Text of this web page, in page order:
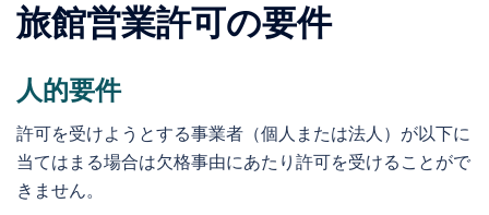
旅館営業許可の要件
人的要件
許可を受けようとする事業者（個人または法人）が以下に
当てはまる場合は欠格事由にあたり許可を受けることがで
きません。